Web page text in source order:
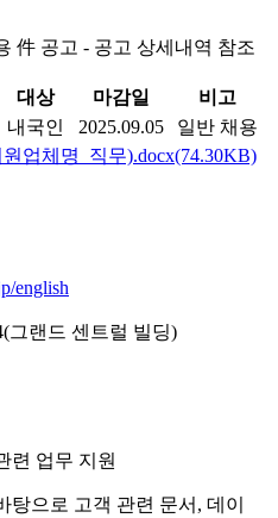
件 공고 - 공고 상세내역 참조
대상 마감일
비고
내국인 2025.09.05
일반 채용
업체명_직무).docx(74.30KB)
english
그랜드 센트럴 빌딩)
련 업무 지원
탕으로 고객 관련 문서 , 데이